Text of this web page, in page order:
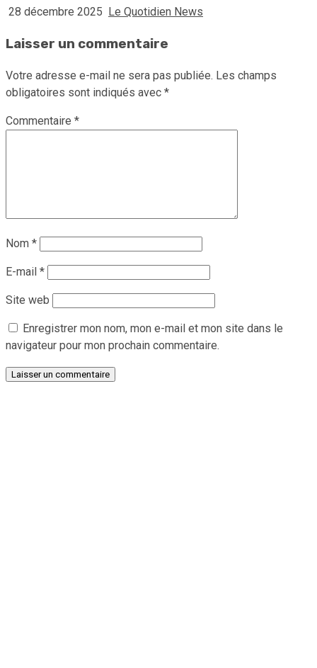
28 décembre 2025 Le Quotidien News
Laisser un commentaire
Votre adresse e-mail ne sera pas publiée. Les champs
obligatoires sont indiqués avec *
Commentaire *
Nom *
E-mail *
Site web
Enregistrer mon nom, mon e-mail et mon site dans le
navigateur pour mon prochain commentaire.